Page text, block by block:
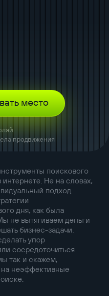
продвижения
место
поискового
Не на словах,
подход
дня, как была
не вытягиваем деньги
бизнес-задачи.
упор
сосредоточиться
так и скажем,
неэффективные